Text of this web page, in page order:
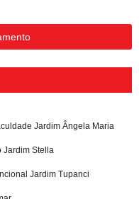
Jardim Ângela Maria
Jardim Stella
Jardim Tupanci